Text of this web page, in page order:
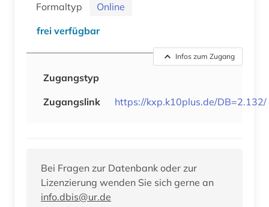
Formaltyp
Online
frei verfügbar
Infos zum Zugang
Zugangstyp
Zugangslink
https://kxp.k10plus.de/DB=2.132/
Bei Fragen zur Datenbank oder zur
Lizenzierung wenden Sie sich gerne an
info.dbis@ur.de